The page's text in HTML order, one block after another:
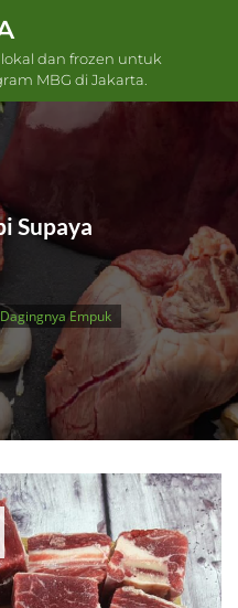
dan frozen untuk
MBG di Jakarta.
Supaya
Empuk